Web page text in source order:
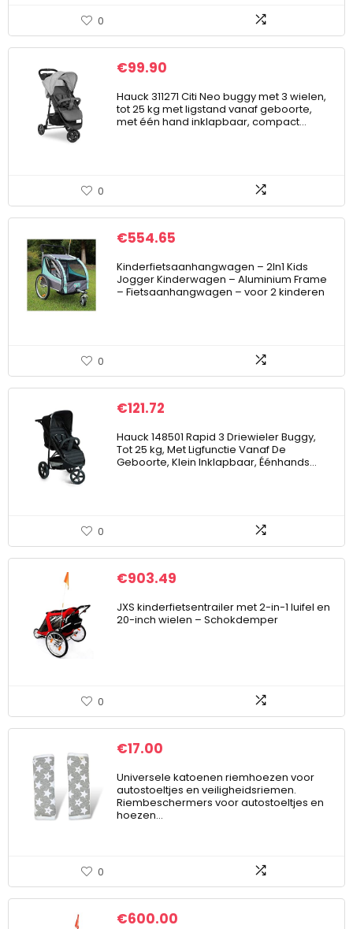
0
€99.90
Hauck 311271 Citi Neo buggy met 3 wielen,
tot 25 kg met ligstand vanaf geboorte,
met één hand inklapbaar, compact…
0
€554.65
Kinderfietsaanhangwagen – 2In1 Kids
Jogger Kinderwagen – Aluminium Frame
– Fietsaanhangwagen – voor 2 kinderen
0
€121.72
Hauck 148501 Rapid 3 Driewieler Buggy,
Tot 25 kg, Met Ligfunctie Vanaf De
Geboorte, Klein Inklapbaar, Éénhands…
0
€903.49
JXS kinderfietsentrailer met 2-in-1 luifel en
20-inch wielen – Schokdemper
0
€17.00
Universele katoenen riemhoezen voor
autostoeltjes en veiligheidsriemen.
Riembeschermers voor autostoeltjes en
hoezen…
0
€600.00